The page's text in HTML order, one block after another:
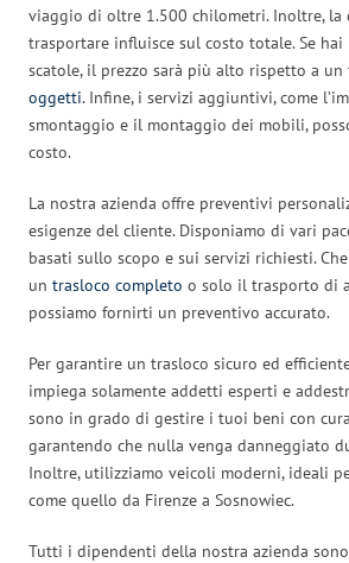
viaggio di oltre 1.500 chilometri. Inoltre, la
trasportare influisce sul costo totale. Se
scatole, il prezzo sarà più alto rispetto a
oggetti. Infine, i servizi aggiuntivi, come
smontaggio e il montaggio dei mobili,
costo.
La nostra azienda offre preventivi
esigenze del cliente. Disponiamo di vari
basati sullo scopo e sui servizi richiesti.
un trasloco completo o solo il trasporto di
possiamo fornirti un preventivo accurato.
Per garantire un trasloco sicuro ed
impiega solamente addetti esperti e
sono in grado di gestire i tuoi beni con
garantendo che nulla venga danneggiato
Inoltre, utilizziamo veicoli moderni, ideali
come quello da Firenze a Sosnowiec.
Tutti i dipendenti della nostra azienda